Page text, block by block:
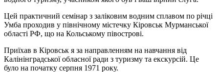
Цей практичний семінар з заліковим водним сплавом по річці
Умба проходив у північному містечку Кіровськ Мурманської
області РФ, що на Кольському півострові.
Приїхав в Кіровськ я за направленням на навчання від
Калінінградської обласної ради з туризму та екскурсій. Це
було на початку серпня 1971 року.